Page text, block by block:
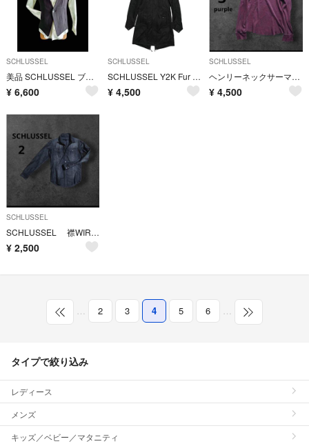
SCHLUSSEL
美品 SCHLUSSEL ブラック ベスト 黒 2 シュリセル ジレ スーツ M
¥ 6,600
SCHLUSSEL
SCHLUSSEL Y2K Fur Hood Military Parka 3
¥ 4,500
SCHLUSSEL
ヘンリーネックサーマル パープル 紫 3 ロック Japanese 日本ブランド
¥ 4,500
SCHLUSSEL
SCHLUSSEL 襟WIRE black grey denim 2 y2k
¥ 2,500
… 2 3 4 5 6 …
タイプで絞り込み
レディース
メンズ
キッズ／ベビー／マタニティ